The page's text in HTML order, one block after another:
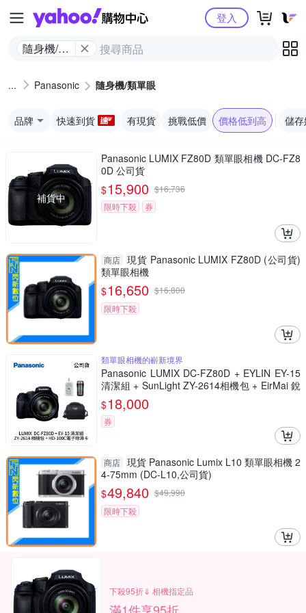
Yahoo購物中心
隨身機/類
登入
Panasonic 隨身機/類單眼
品牌 快速到貨 有現貨 挑戰低價 價格低到高 儲
補貨中
Panasonic LUMIX FZ80D 類單眼相機 DC-FZ8
0D 公司貨
$15,900 $16,736
限時下殺
券
商店 現貨 Panasonic LUMIX FZ80D (公司貨)
類單眼相機
$16,650 $16,800
限時下殺
類單眼相機的嶄新境界
Panasonic LUMIX DC-FZ80D + EYLIN EY-15
清潔組 + SunLight ZY-2614相機包 + EirMai 銳
瑪 HD-100C電子除濕卡 FZ80D (公司貨)
$18,000
券
商店 現貨 Panasonic Lumix L10 類單眼相機 2
4-75mm (DC-L10,公司貨)
$49,840 $49,990
限時下殺
下殺95折⇓ 相機指定品